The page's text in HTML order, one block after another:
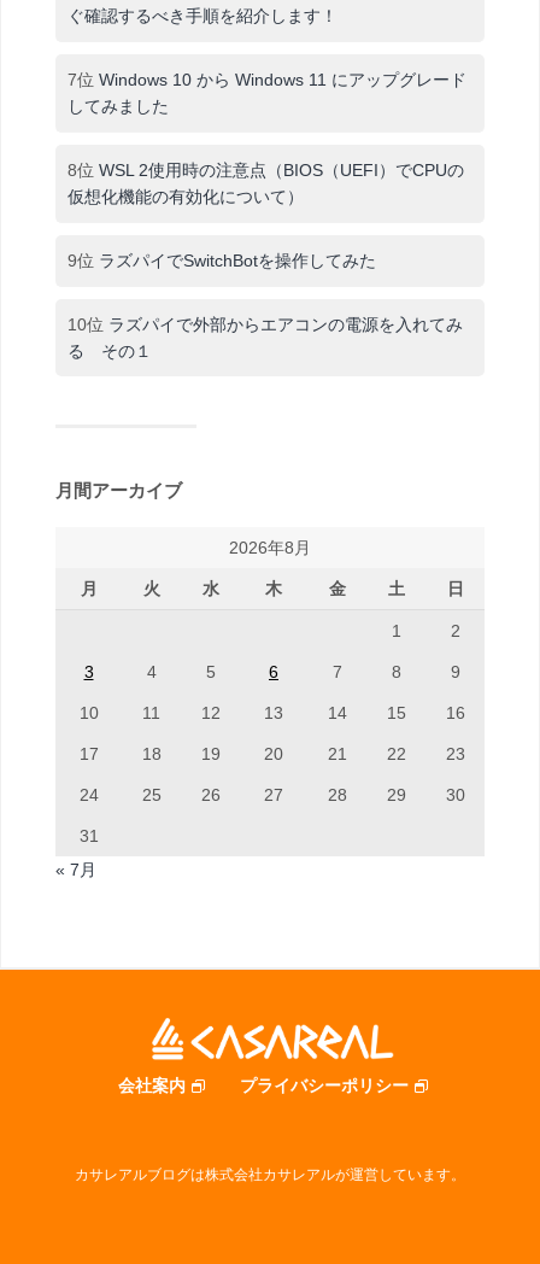
ぐ確認するべき手順を紹介します！
7位 Windows 10 から Windows 11 にアップグレード
してみました
8位 WSL 2使用時の注意点（BIOS（UEFI）でCPUの
仮想化機能の有効化について）
9位 ラズパイでSwitchBotを操作してみた
10位 ラズパイで外部からエアコンの電源を入れてみ
る その１
月間アーカイブ
2026年8月
月 火 水 木 金 土 日
1 2
3 4 5 6 7 8 9
10 11 12 13 14 15 16
17 18 19 20 21 22 23
24 25 26 27 28 29 30
31
« 7月
会社案内 プライバシーポリシー
カサレアルブログは株式会社カサレアルが運営しています。